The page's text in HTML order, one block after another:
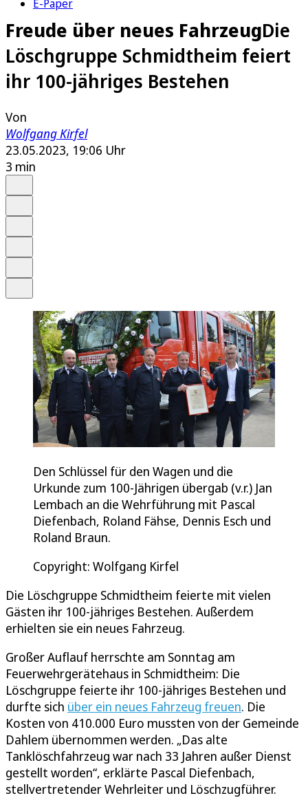
E-Paper
Freude über neues FahrzeugDie
Löschgruppe Schmidtheim feiert
ihr 100-jähriges Bestehen
Von
Wolfgang Kirfel
23.05.2023, 19:06 Uhr
3 min
Den Schlüssel für den Wagen und die
Urkunde zum 100-Jährigen übergab (v.r.) Jan
Lembach an die Wehrführung mit Pascal
Diefenbach, Roland Fähse, Dennis Esch und
Roland Braun.
Copyright: Wolfgang Kirfel
Die Löschgruppe Schmidtheim feierte mit vielen
Gästen ihr 100-jähriges Bestehen. Außerdem
erhielten sie ein neues Fahrzeug.
Großer Auflauf herrschte am Sonntag am
Feuerwehrgerätehaus in Schmidtheim: Die
Löschgruppe feierte ihr 100-jähriges Bestehen und
durfte sich über ein neues Fahrzeug freuen. Die
Kosten von 410.000 Euro mussten von der Gemeinde
Dahlem übernommen werden. „Das alte
Tanklöschfahrzeug war nach 33 Jahren außer Dienst
gestellt worden“, erklärte Pascal Diefenbach,
stellvertretender Wehrleiter und Löschzugführer.